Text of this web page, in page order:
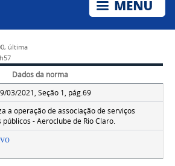
última
Dados da norma
03/2021, Seção 1, pág.69
a operação de associação de serviços
públicos - Aeroclube de Rio Claro.